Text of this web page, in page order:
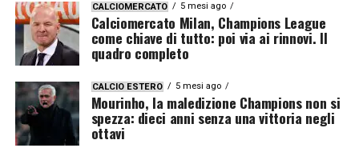
CALCIOMERCATO 5 mesi ago
Calciomercato Milan, Champions League
come chiave di tutto: poi via ai rinnovi. Il
quadro completo
CALCIO ESTERO 5 mesi ago
Mourinho, la maledizione Champions non si
spezza: dieci anni senza una vittoria negli
ottavi